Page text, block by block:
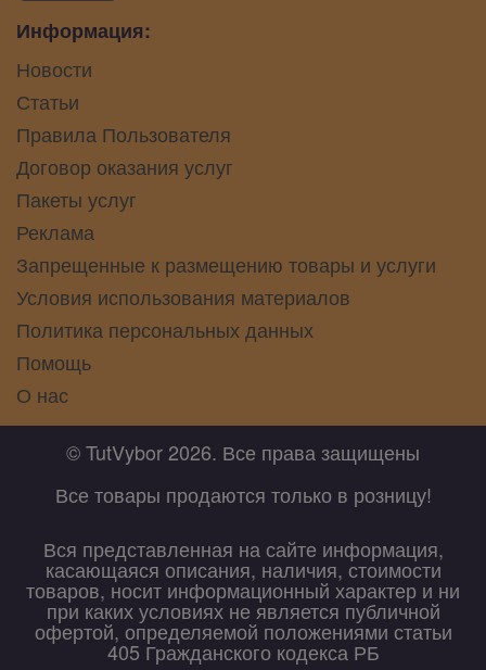
Информация:
Новости
Статьи
Правила Пользователя
Договор оказания услуг
Пакеты услуг
Реклама
Запрещенные к размещению товары и услуги
Условия использования материалов
Политика персональных данных
Помощь
О нас
© TutVybor 2026. Все права защищены
Все товары продаются только в розницу!
Вся представленная на сайте информация,
касающаяся описания, наличия, стоимости
товаров, носит информационный характер и ни
при каких условиях не является публичной
офертой, определяемой положениями статьи
405 Гражданского кодекса РБ